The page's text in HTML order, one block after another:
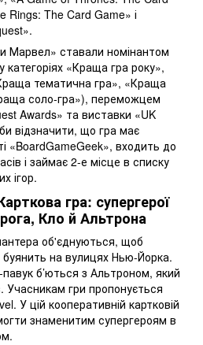
Rings: The Card Game» і
Марвел» ставали номінантом
категоріях «Краща гра року»,
тематична гра», «Краща
соло-гра»), переможцем
Awards» та виставки «UK
відзначити, що гра має
«BoardGameGeek», входить до
і займає 2-е місце в списку
ігор.
гра: супергерої
Кло й Альтрона
об'єднуються, щоб
на вулицях Нью-Йорка.
б’ються з Альтроном, який
Учасникам гри пропонується
У цій кооперативній картковій
знаменитим супергероям в